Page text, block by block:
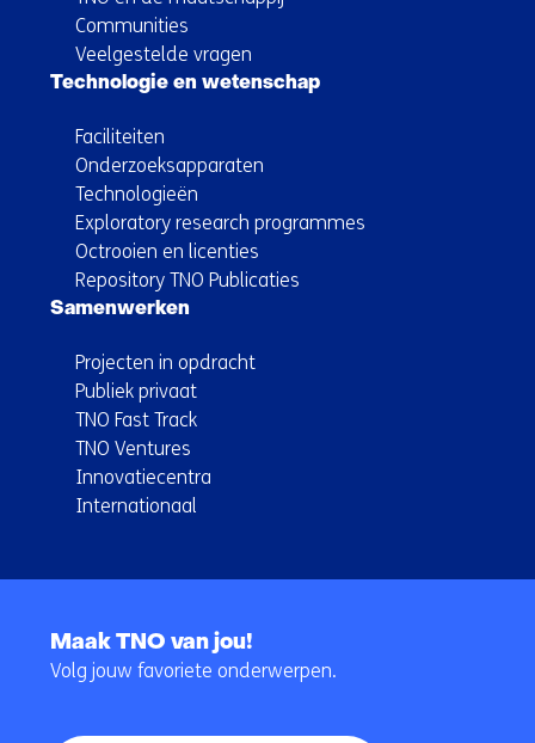
Communities
Veelgestelde vragen
Technologie en wetenschap
Faciliteiten
Onderzoeksapparaten
Technologieën
Exploratory research programmes
Octrooien en licenties
Repository TNO Publicaties
Samenwerken
Projecten in opdracht
Publiek privaat
TNO Fast Track
TNO Ventures
Innovatiecentra
Internationaal
navigatie
Maak TNO van jou!
Volg jouw favoriete onderwerpen.